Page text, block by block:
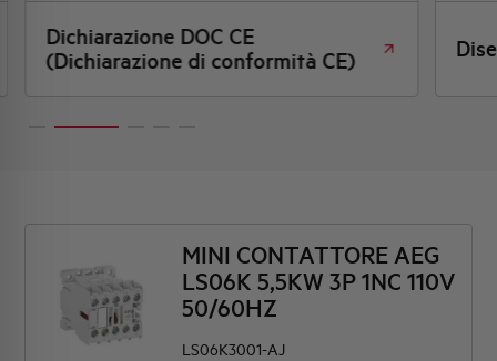
Dichiarazione DOC CE
(Dichiarazione di conformità CE)
MINI CONTATTORE AEG
LS06K 5,5KW 3P 1NC 110V
50/60HZ
LS06K3001-AJ